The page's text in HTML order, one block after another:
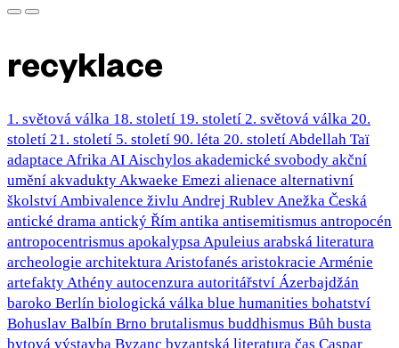
recyklace
1. světová válka 18. století 19. století 2. světová válka 20.
století 21. století 5. století 90. léta 20. stoletíAbdellah Taï
adaptace AfrikaAI Aischylos akademické svobody akční
umění akvaduktyAkwaeke Emezi alienace alternativní
školstvíAmbivalence živlu Andrej RublevAnežka Česká
antické drama antický Řím antika antisemitismus antropocén
antropocentrismus apokalypsaApuleius arabská literatura
archeologie architekturaAristofanés aristokracie Arménie
artefaktyAthény autocenzura autoritářství Ázerbajdžán
baroko Berlín biologická válka blue humanities bohatství
Bohuslav Balbín Brno brutalismus buddhismus Bůh busta
bytová výstavba Byzanc byzantská literatura čas Caspar